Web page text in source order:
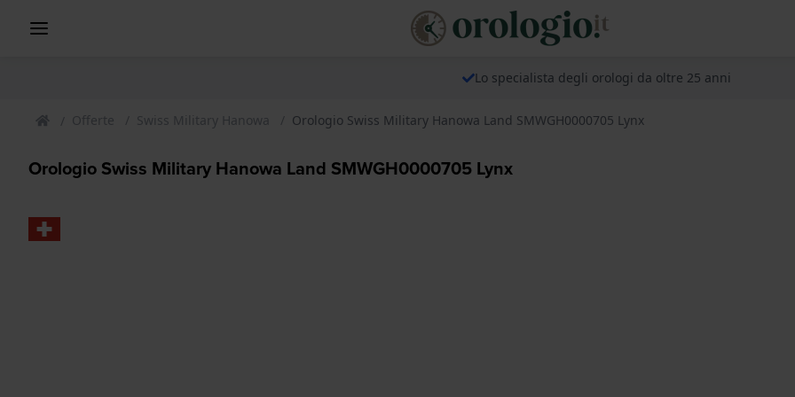
Lo specialista degli orologi da oltre 25 anni
Offerte Swiss Military Hanowa Orologio Swiss Military Hanowa Land SMWGH0000705 Lynx
Orologio Swiss Military Hanowa Land SMWGH0000705 Lynx